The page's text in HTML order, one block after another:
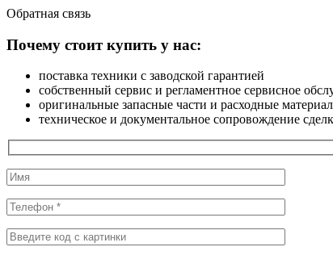
Обратная связь
Почему стоит купить у нас:
поставка техники с заводской гарантией
собственный сервис и регламентное сервисное
оригинальные запасные части и расходные
техническое и документальное сопровождение